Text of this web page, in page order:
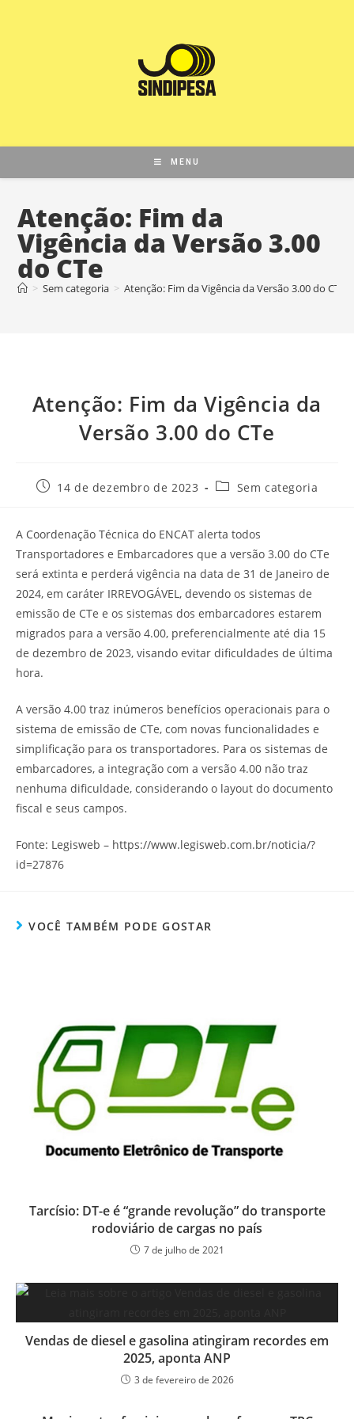
MENU
Atenção: Fim da
Vigência da Versão 3.00
do CTe
> Sem categoria > Atenção: Fim da Vigência da Versão 3.00 do CTe
Atenção: Fim da Vigência da
Versão 3.00 do CTe
14 de dezembro de 2023 Sem categoria
A Coordenação Técnica do ENCAT alerta todos
Transportadores e Embarcadores que a versão 3.00 do CTe
será extinta e perderá vigência na data de 31 de Janeiro de
2024, em caráter IRREVOGÁVEL, devendo os sistemas de
emissão de CTe e os sistemas dos embarcadores estarem
migrados para a versão 4.00, preferencialmente até dia 15
de dezembro de 2023, visando evitar dificuldades de última
hora.
A versão 4.00 traz inúmeros benefícios operacionais para o
sistema de emissão de CTe, com novas funcionalidades e
simplificação para os transportadores. Para os sistemas de
embarcadores, a integração com a versão 4.00 não traz
nenhuma dificuldade, considerando o layout do documento
fiscal e seus campos.
Fonte: Legisweb – https://www.legisweb.com.br/noticia/?
id=27876
VOCÊ TAMBÉM PODE GOSTAR
Tarcísio: DT-e é “grande revolução” do transporte
rodoviário de cargas no país
7 de julho de 2021
Vendas de diesel e gasolina atingiram recordes em
2025, aponta ANP
3 de fevereiro de 2026